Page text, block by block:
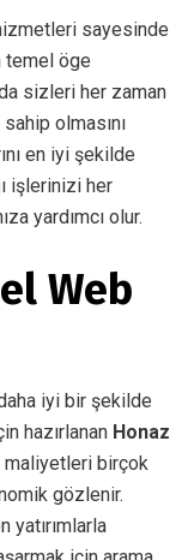
sayesinde
temel öge
sizleri her zaman
olmasını
en iyi şekilde
işlerinizi her
yardımcı olur.
Web
iyi bir şekilde
hazırlanan Honaz
birçok
gözlenir.
yatırımlarla